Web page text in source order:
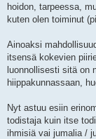
hoidon, tarpeessa,
kuten olen toiminut
Ainoaksi
itsensä kokevien
luonnollisesti sitä on
hiippakunnassaan,
Nyt astuu esiin
todistaja kuin itse
ihmisiä vai jumalia /